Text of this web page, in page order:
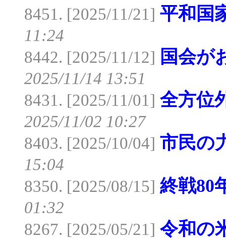
8451. [2025/11/21] 平和国
11:24
8442. [2025/11/12] 国会が
2025/11/14 13:51
8431. [2025/11/01] 全方位
2025/11/02 10:27
8403. [2025/10/04] 市民の
15:04
8350. [2025/08/15] 終戦80
01:32
8267. [2025/05/21] 令和の